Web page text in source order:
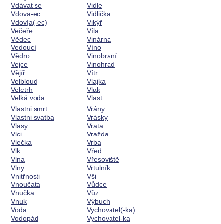
Vdávat se
Vdova-ec
Vdov|a(-ec)
Večeře
Vědec
Vedoucí
Vědro
Vejce
Vějíř
Velbloud
Veletrh
Velká voda
Vidle
Vidlička
Vikýř
Víla
Vinárna
Víno
Vinobraní
Vinohrad
Vítr
Vlajka
Vlak
Vlast
Vlastni smrt
Vlastni svatba
Vlasy
Vlci
Vlečka
Vlk
Vlna
Vlny
Vnitřnosti
Vnoučata
Vnučka
Vnuk
Voda
Vodopád
Vrány
Vrásky
Vrata
Vražda
Vrba
Vřed
Vřesoviště
Vrtulník
Vši
Vůdce
Vůz
Výbuch
Vychovatel(-ka)
Vychovatel-ka